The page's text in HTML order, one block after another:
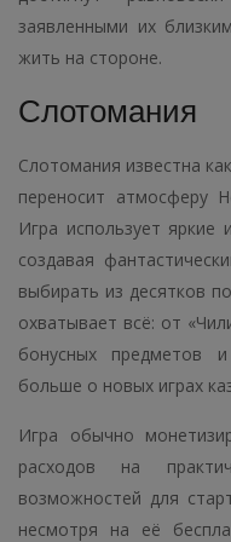
заявленными их
жить на стороне.
Слотомания
Слотомания известна
переносит атмосферу
Игра использует
создавая
выбирать из десятков
охватывает всё: от
бонусных предметов
больше о новых играх
Игра обычно
расходов на
возможностей для
несмотря на её